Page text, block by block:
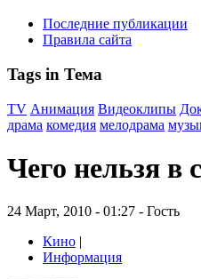
Последние публикации
Правила сайта
Tags in Тема
TV Анимация Видеоклипы
драма комедия мелодрама
Чего нельзя в
24 Март, 2010 - 01:27 - Гость
Кино |
Информация